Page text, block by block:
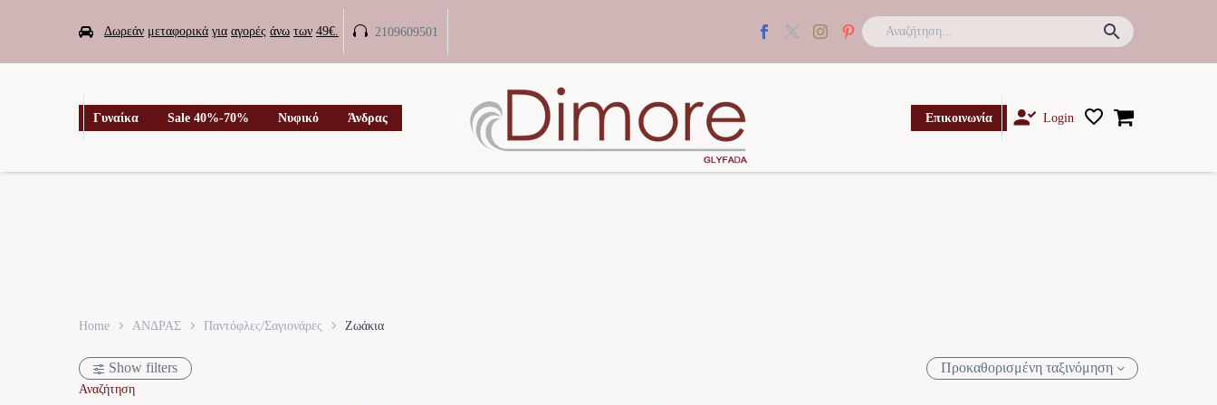
 Δωρεάν μεταφορικά για αγορές άνω των 49€. 
 2109609501
Γυναίκα Sale 40%-70% Νυφικό Άνδρας Επικοινωνία  Login
Home ΑΝΔΡΑΣ Παντόφλες/Σαγιονάρες Ζωάκια
Show filters
Αναζήτηση
Προκαθορισμένη ταξινόμηση